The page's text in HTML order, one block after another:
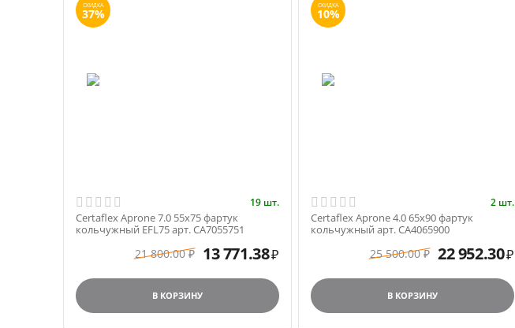
СКИДКА
37%
19 шт.
Certaflex Aprone 7.0 55х75 фартук
кольчужный EFL75 арт. CA7055751
21 800.00 ₽ 13 771.38₽
В КОРЗИНУ
СКИДКА
10%
2 шт.
Certaflex Aprone 4.0 65х90 фартук
кольчужный арт. CA4065900
25 500.00 ₽ 22 952.30₽
В КОРЗИНУ